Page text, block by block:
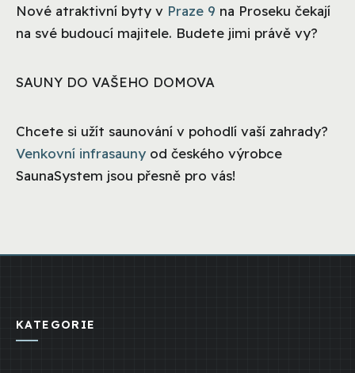
Nové atraktivní byty v Praze 9 na Proseku čekají
na své budoucí majitele. Budete jimi právě vy?
SAUNY DO VAŠEHO DOMOVA
Chcete si užít saunování v pohodlí vaší zahrady?
Venkovní infrasauny od českého výrobce
SaunaSystem jsou přesně pro vás!
KATEGORIE